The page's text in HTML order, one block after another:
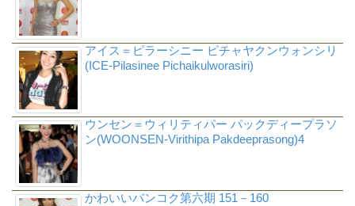
アイス＝ピラーシニー ピチャヤクンウォンシリ
(ICE-Pilasinee Pichaikulworasiri)
ウンセン＝ウィリティパー パックディープラソ
ン(WOONSEN-Virithipa Pakdeeprasong)4
かわいいバンコク第六期 151－160